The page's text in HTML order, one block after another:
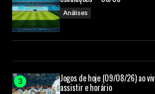
Análises
Jogos de hoje (09/08/26) ao
assistir e horário